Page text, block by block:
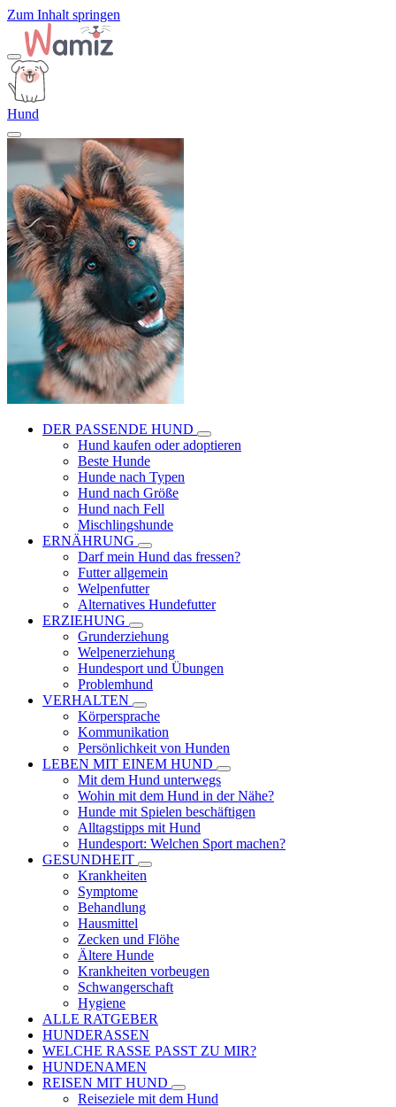
Zum Inhalt springen
Hund
DER PASSENDE HUND
Hund kaufen oder adoptieren
Beste Hunde
Hunde nach Typen
Hund nach Größe
Hund nach Fell
Mischlingshunde
ERNÄHRUNG
Darf mein Hund das fressen?
Futter allgemein
Welpenfutter
Alternatives Hundefutter
ERZIEHUNG
Grunderziehung
Welpenerziehung
Hundesport und Übungen
Problemhund
VERHALTEN
Körpersprache
Kommunikation
Persönlichkeit von Hunden
LEBEN MIT EINEM HUND
Mit dem Hund unterwegs
Wohin mit dem Hund in der Nähe?
Hunde mit Spielen beschäftigen
Alltagstipps mit Hund
Hundesport: Welchen Sport machen?
GESUNDHEIT
Krankheiten
Symptome
Behandlung
Hausmittel
Zecken und Flöhe
Ältere Hunde
Krankheiten vorbeugen
Schwangerschaft
Hygiene
ALLE RATGEBER
HUNDERASSEN
WELCHE RASSE PASST ZU MIR?
HUNDENAMEN
REISEN MIT HUND
Reiseziele mit dem Hund